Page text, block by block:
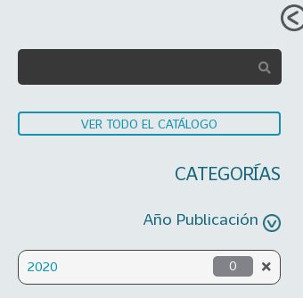
VER TODO EL CATÁLOGO
CATEGORÍAS
Año Publicación
2020 0